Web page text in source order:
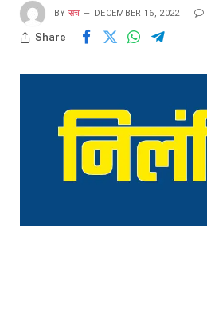
BY सच DECEMBER 16, 2022
Share